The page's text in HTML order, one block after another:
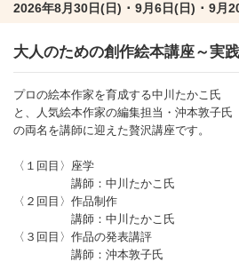
2026年8月30日(日) ･ 9月6日(日) ･ 9月
大人のための創作絵本講座～実
プロの絵本作家を育成する中川たかこ氏
と、人気絵本作家の編集担当・沖本敦子氏
の両名を講師に迎えた贅沢講座です。
〈１回目〉座学
講師：中川たかこ氏
〈２回目〉作品制作
講師：中川たかこ氏
〈３回目〉作品の発表講評
講師：沖本敦子氏